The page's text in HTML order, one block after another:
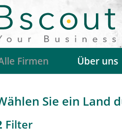
Firmen Über uns
Sie ein Land
Filter